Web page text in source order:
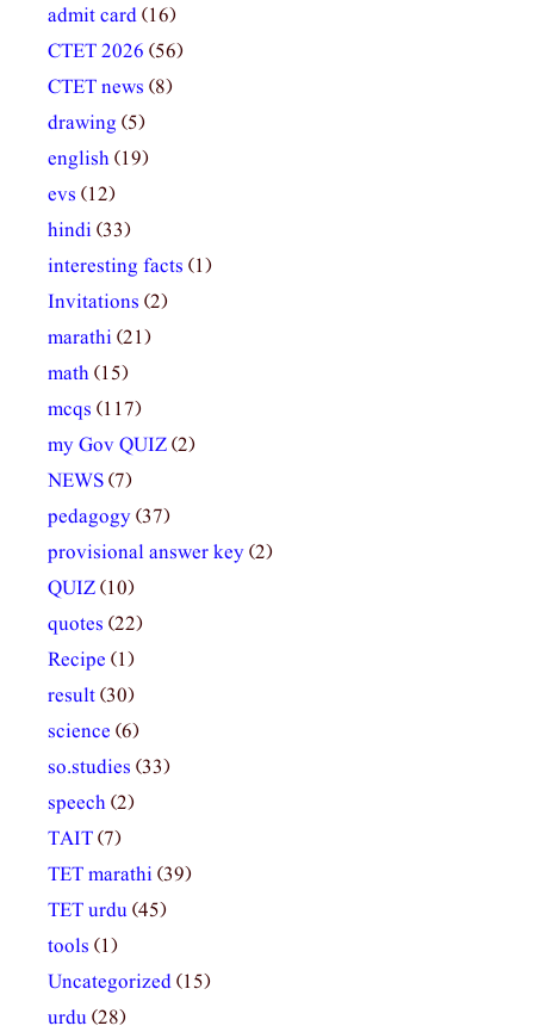
admit card(16)
CTET 2026 (56)
CTET news (8)
drawing (5)
english(19)
evs (12)
hindi(33)
interesting facts (1)
Invitations (2)
marathi(21)
math(15)
mcqs (117)
my Gov QUIZ(2)
NEWS(7)
pedagogy(37)
provisional answer key(2)
QUIZ(10)
quotes (22)
Recipe (1)
result(30)
science (6)
so.studies (33)
speech(2)
TAIT(7)
TET marathi(39)
TET urdu(45)
tools (1)
Uncategorized(15)
urdu(28)